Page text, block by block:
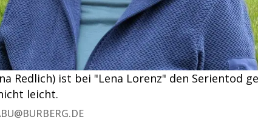
Redlich) ist bei "Lena Lorenz" den Serientod
leicht.